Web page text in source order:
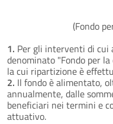
(Fondo
1. Per gli interventi di
denominato "Fondo per
la cui ripartizione è
2. Il fondo è alimentato,
annualmente, dalle
beneficiari nei termini e
attuativo.